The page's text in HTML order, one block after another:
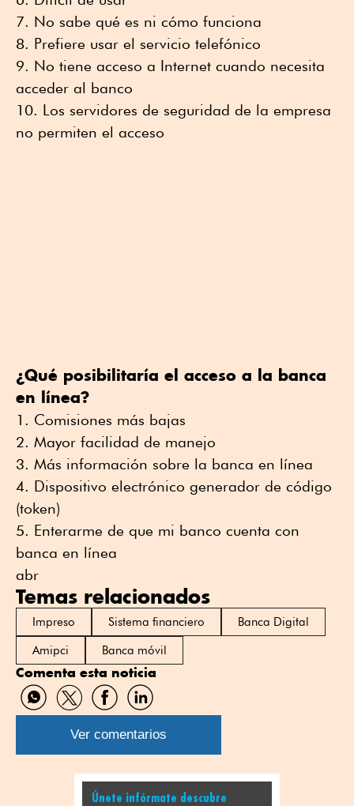
No sabe qué es ni cómo funciona
Prefiere usar el servicio telefónico
No tiene acceso a Internet cuando necesita
acceder al banco
Los servidores de seguridad de la empresa
no permiten el acceso
¿Qué posibilitaría el acceso a la banca
en línea?
Comisiones más bajas
Mayor facilidad de manejo
Más información sobre la banca en línea
Dispositivo electrónico generador de código
(token)
Enterarme de que mi banco cuenta con
banca en línea
abr
Temas relacionados
Impreso Sistema financiero
Banca Digital
Amipci
Banca móvil
Comenta esta noticia
Compartir
por
WhatsApp
Compartir
por
Twitter
Compartir
por
Facebook
Compartir
por
Linkedin
Ver comentarios
Únete infórmate descubre